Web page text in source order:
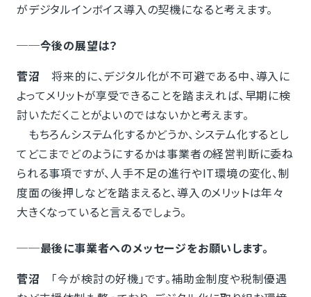
がデジタルインボイス導入の契機になると考えます。
──今後の展望は？
菅沼 将来的に、デジタル化が不可避である中、導入に
よってメリットが享受できることを踏まえれば、早期に検
討いただくことがよいのではないかと考えます。
もちろんシステム化するかどうか、システム化するとし
てどこまでどのようにするかは事業者の経営判断に委ね
られる事項ですが、人手不足の進行やIT環境の変化、制
度面の後押しなどを踏まえると、導入のメリットは年々
大きくなっていると言えるでしょう。
──最後に事業者へのメッセージをお願いします。
菅沼 「今が検討の好機」です。補助金制度や税制優遇